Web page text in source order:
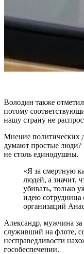
Володин также
потому
нашу страну не
Мнение политических
думают простые люди?
не столь единодушны.
«Я за смертную
людей, а значит,
убивать, только
идею
организаций
Александр, мужчина за
служивший на флоте,
несправедливости
гособеспечении.